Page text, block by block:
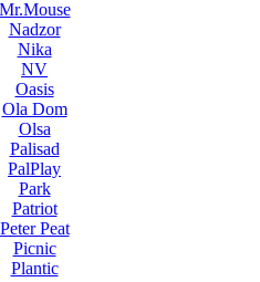
Mr.Mouse
Nadzor
Nika
NV
Oasis
Ola Dom
Olsa
Palisad
PalPlay
Park
Patriot
Peter Peat
Picnic
Plantic